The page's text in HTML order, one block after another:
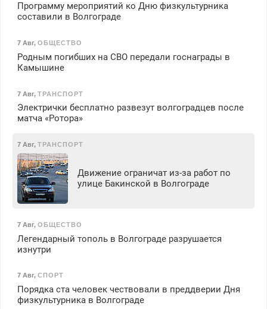
Программу мероприятий ко Дню физкультурника
составили в Волгограде
7 Авг, ОБЩЕСТВО
Родным погибших на СВО передали госнаграды в
Камышине
7 Авг, ТРАНСПОРТ
Электрички бесплатно развезут волгоградцев после
матча «Ротора»
7 Авг, ТРАНСПОРТ
Движение ограничат из-за работ по
улице Бакинской в Волгограде
7 Авг, ОБЩЕСТВО
Легендарный тополь в Волгограде разрушается
изнутри
7 Авг, СПОРТ
Порядка ста человек чествовали в преддверии Дня
физкультурника в Волгограде